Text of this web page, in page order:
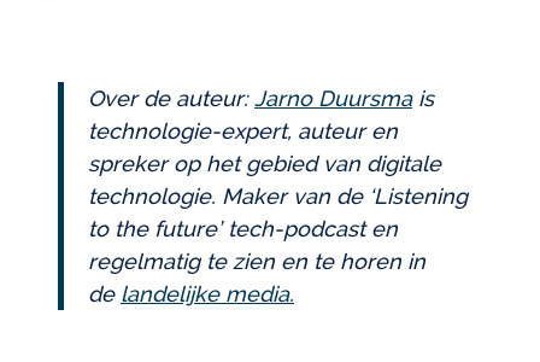
Over de auteur:Jarno Duursmais
technologie-expert, auteur en
spreker op het gebied van digitale
technologie. Maker van de ‘Listening
to the future’ tech-podcast en
regelmatig te zien en te horen in
de landelijke media.